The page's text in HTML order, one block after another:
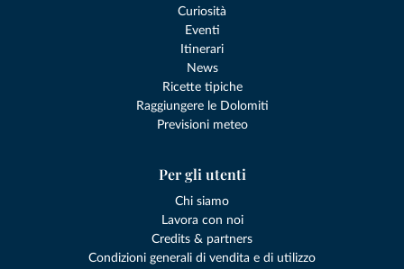
Curiosità
Eventi
Itinerari
News
Ricette tipiche
Raggiungere le Dolomiti
Previsioni meteo
Per gli utenti
Chi siamo
Lavora con noi
Credits & partners
Condizioni generali di vendita e di utilizzo